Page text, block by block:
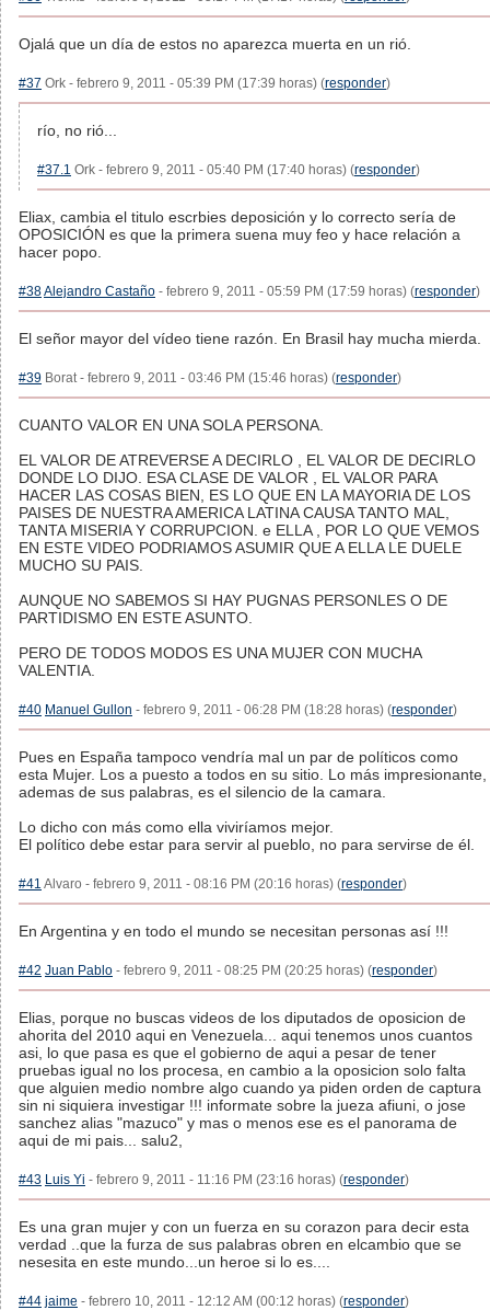
Ojalá que un día de estos no aparezca muerta en un rió.
#37 Ork - febrero 9, 2011 - 05:39 PM (17:39 horas) (responder)
río, no rió...
#37.1 Ork - febrero 9, 2011 - 05:40 PM (17:40 horas) (responder)
Eliax, cambia el titulo escrbies deposición y lo correcto sería de
OPOSICIÓN es que la primera suena muy feo y hace relación a
hacer popo.
#38Alejandro Castaño - febrero 9, 2011 - 05:59 PM (17:59 horas) (responder)
El señor mayor del vídeo tiene razón. En Brasil hay mucha mierda.
#39 Borat - febrero 9, 2011 - 03:46 PM (15:46 horas) (responder)
CUANTO VALOR EN UNA SOLA PERSONA.
EL VALOR DE ATREVERSE A DECIRLO , EL VALOR DE DECIRLO
DONDE LO DIJO. ESA CLASE DE VALOR , EL VALOR PARA
HACER LAS COSAS BIEN, ES LO QUE EN LA MAYORIA DE LOS
PAISES DE NUESTRA AMERICA LATINA CAUSA TANTO MAL,
TANTA MISERIA Y CORRUPCION. e ELLA , POR LO QUE VEMOS
EN ESTE VIDEO PODRIAMOS ASUMIR QUE A ELLA LE DUELE
MUCHO SU PAIS.
AUNQUE NO SABEMOS SI HAY PUGNAS PERSONLES O DE
PARTIDISMO EN ESTE ASUNTO.
PERO DE TODOS MODOS ES UNA MUJER CON MUCHA
VALENTIA.
#40 Manuel Gullon - febrero 9, 2011 - 06:28 PM (18:28 horas) (responder)
Pues en España tampoco vendría mal un par de políticos como
esta Mujer. Los a puesto a todos en su sitio. Lo más impresionante,
ademas de sus palabras, es el silencio de la camara.
Lo dicho con más como ella viviríamos mejor.
El político debe estar para servir al pueblo, no para servirse de él.
#41 Alvaro - febrero 9, 2011 - 08:16 PM (20:16 horas) (responder)
En Argentina y en todo el mundo se necesitan personas así !!!
#42 Juan Pablo - febrero 9, 2011 - 08:25 PM (20:25 horas) (responder)
Elias, porque no buscas videos de los diputados de oposicion de
ahorita del 2010 aqui en Venezuela... aqui tenemos unos cuantos
asi, lo que pasa es que el gobierno de aqui a pesar de tener
pruebas igual no los procesa, en cambio a la oposicion solo falta
que alguien medio nombre algo cuando ya piden orden de captura
sin ni siquiera investigar !!! informate sobre la jueza afiuni, o jose
sanchez alias "mazuco" y mas o menos ese es el panorama de
aqui de mi pais... salu2,
#43 Luis Yi - febrero 9, 2011 - 11:16 PM (23:16 horas) (responder)
Es una gran mujer y con un fuerza en su corazon para decir esta
verdad ..que la furza de sus palabras obren en elcambio que se
nesesita en este mundo...un heroe si lo es....
#44 jaime - febrero 10, 2011 - 12:12 AM (00:12 horas) (responder)